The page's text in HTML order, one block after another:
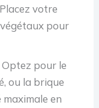
votre
pour
pour le
ou la brique
en